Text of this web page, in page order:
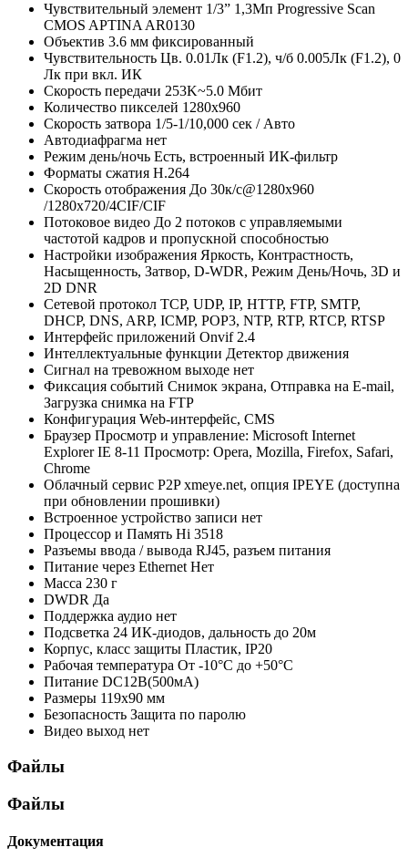
Чувствительный элемент 1/3” 1,3Мп Progressive Scan
CMOS APTINA AR0130
Объектив 3.6 мм фиксированный
Чувствительность Цв. 0.01Лк (F1.2), ч/б 0.005Лк (F1.2), 0
Лк при вкл. ИК
Скорость передачи 253K~5.0 Мбит
Количество пикселей 1280х960
Скорость затвора 1/5-1/10,000 сек / Авто
Автодиафрагма нет
Режим день/ночь Есть, встроенный ИК-фильтр
Форматы сжатия H.264
Скорость отображения До 30к/с@1280х960
/1280х720/4CIF/CIF
Потоковое видео До 2 потоков с управляемыми
частотой кадров и пропускной способностью
Настройки изображения Яркость, Контрастность,
Насыщенность, Затвор, D-WDR, Режим День/Ночь, 3D и
2D DNR
Сетевой протокол TCP, UDP, IP, HTTP, FTP, SMTP,
DHCP, DNS, ARP, ICMP, POP3, NTP, RTP, RTCP, RTSP
Интерфейс приложений Onvif 2.4
Интеллектуальные функции Детектор движения
Сигнал на тревожном выходе нет
Фиксация событий Снимок экрана, Отправка на E-mail,
Загрузка снимка на FTP
Конфигурация Web-интерфейс, CMS
Браузер Просмотр и управление: Microsoft Internet
Explorer IE 8-11 Просмотр: Opera, Mozilla, Firefox, Safari,
Chrome
Облачный сервис P2P xmeye.net, опция IPEYE (доступна
при обновлении прошивки)
Встроенное устройство записи нет
Процессор и Память Hi 3518
Разъемы ввода / вывода RJ45, разъем питания
Питание через Ethernet Нет
Масса 230 г
DWDR Да
Поддержка аудио нет
Подсветка 24 ИК-диодов, дальность до 20м
Корпус, класс защиты Пластик, IP20
Рабочая температура От -10°С до +50°С
Питание DC12В(500мА)
Размеры 119х90 мм
Безопасность Защита по паролю
Видео выход нет
Файлы
Файлы
Документация